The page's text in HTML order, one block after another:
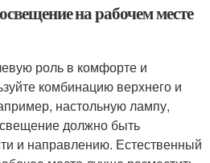
на рабочем месте
роль в комфорте и
комбинацию верхнего и
настольную лампу,
должно быть
и направлению. Естественный